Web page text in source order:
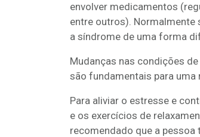
envolver medicamentos
entre outros). Normalmente
a síndrome de uma forma
Mudanças nas condições
são fundamentais para
Para aliviar o estresse e
e os exercícios de
recomendado que a